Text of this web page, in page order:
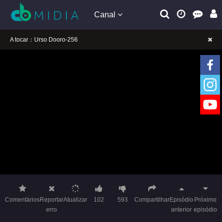
Canal
A tocar：Urso Dooro-256
ComentáriosReportar
erro
Atualizar 102 593 CompartilharEpisódio
anterior
Próximo
episódio